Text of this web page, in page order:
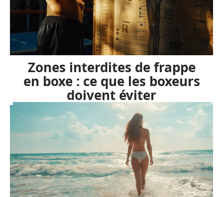
Zones interdites de frappe
en boxe : ce que les boxeurs
doivent éviter